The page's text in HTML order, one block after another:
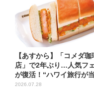
【あすから】「コメダ珈
店」で2年ぶり…人気フ
が復活！“ハワイ旅行が
る”...
2026.07.28